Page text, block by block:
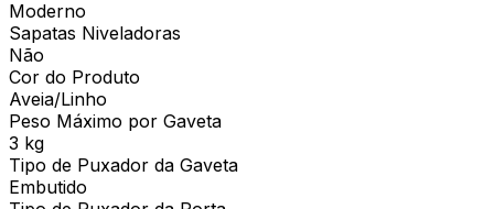
Moderno
Sapatas Niveladoras
Não
Cor do Produto
Aveia/Linho
Peso Máximo por Gaveta
3 kg
Tipo de Puxador da Gaveta
Embutido